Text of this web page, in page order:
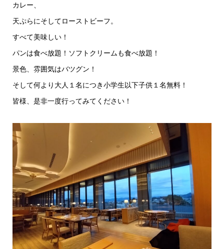
カレー、
天ぷらにそしてローストビーフ。
すべて美味しい！
パンは食べ放題！ソフトクリームも食べ放題！
景色、雰囲気はバツグン！
そして何より大人１名につき小学生以下子供１名無料！
皆様、是非一度行ってみてください！